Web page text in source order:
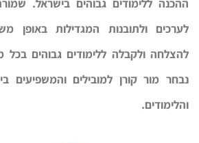
ההכנה ללימודים גבוהים בישראל.
לערכים ולתובנות המגדילות באופן
להצלחה ולקבלה ללימודים גבוהים
נבחר מור קורן למובילים והמשפיעים
והלימודים.